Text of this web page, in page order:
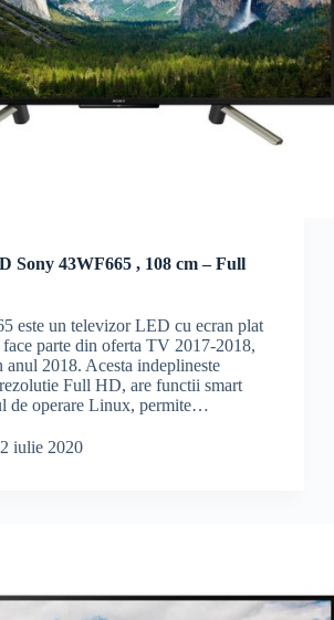
Sony 43WF665 , 108 cm – Full
este un televizor LED cu ecran plat
parte din oferta TV 2017-2018,
2018. Acesta indeplineste
Full HD, are functii smart
de operare Linux, permite…
iulie 2020